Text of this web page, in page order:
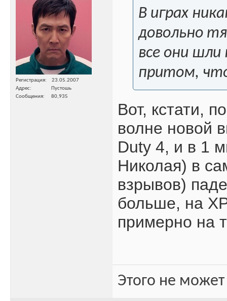
Регистрация
23.05.2007
Адрес
Пустошь
Сообщения
80,935
В играх
довольно
все они
притом,
Вот, кстати,
волне новой
Duty 4, и в 1
Николая) в
взрывов)
больше, на
примерно на
Этого не